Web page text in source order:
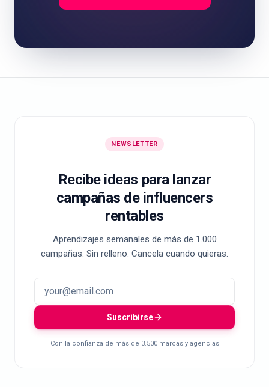
NEWSLETTER
Recibe ideas para lanzar
campañas de influencers
rentables
Aprendizajes semanales de más de 1.000
campañas. Sin relleno. Cancela cuando quieras.
Suscribirse
Con la confianza de más de 3.500 marcas y agencias